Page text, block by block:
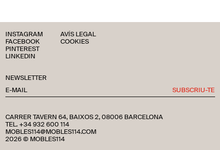
CARRER TAVERN 64, BAIXOS 2, 08006 BARCELONA
TEL. +34 932 600 114
MOBLES114@MOBLES114.COM
NEWSLETTER
SUBSCRIU-TE
INSTAGRAM
FACEBOOK
PINTEREST
LINKEDIN
AVÍS LEGAL
COOKIES
2026 © MOBLES114